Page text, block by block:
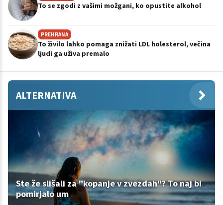
To se zgodi z vašimi možgani, ko opustite alkohol
PREHRANA
To živilo lahko pomaga znižati LDL holesterol, večina
ljudi ga uživa premalo
ALTERNATIVA
Ste že slišali za "kopanje v zvezdah"? To naj bi
pomirjalo um